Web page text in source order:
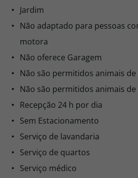
Jardim
Não adaptado para pessoas
motora
Não oferece Garagem
Não são permitidos animais
Não são permitidos animais de
Recepção 24 h por dia
Sem Estacionamento
Serviço de lavandaria
Serviço de quartos
Serviço médico